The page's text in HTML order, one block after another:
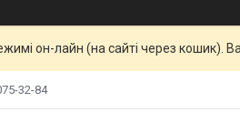
он-лайн (на сайті через кошик).
32-84